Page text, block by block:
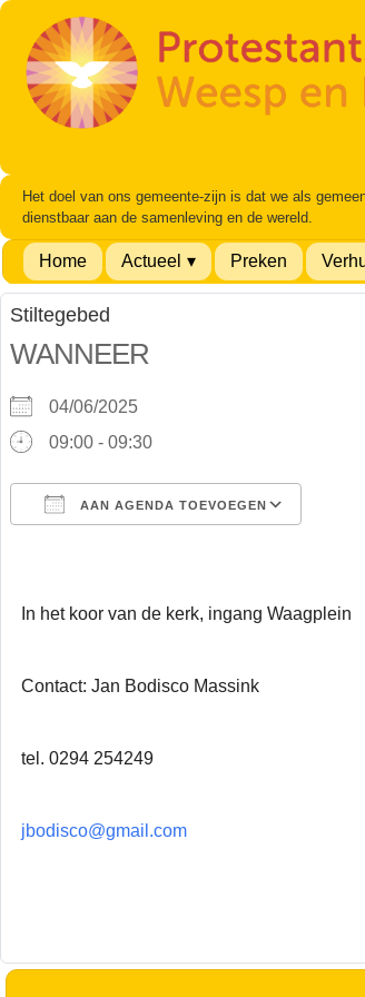
Het doel van ons gemeente-zijn is dat we als
dienstbaar aan de samenleving en de wereld.
Home Actueel Preken
Stiltegebed
WANNEER
04/06/2025
09:00 - 09:30
AAN AGENDA TOEVOEGEN
In het koor van de kerk, ingang Waagplein
Contact: Jan Bodisco Massink
tel. 0294 254249
jbodisco@gmail.com